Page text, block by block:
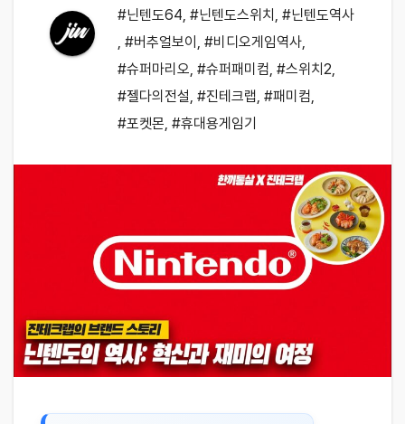
#닌텐도64, #닌텐도스위치 , #닌텐도역사
, #버추얼보이 , #비디오게임역사,
#슈퍼마리오, #슈퍼패미컴, #스위치2,
#젤다의전설, #진테크랩, #패미컴,
#포켓몬, #휴대용게임기